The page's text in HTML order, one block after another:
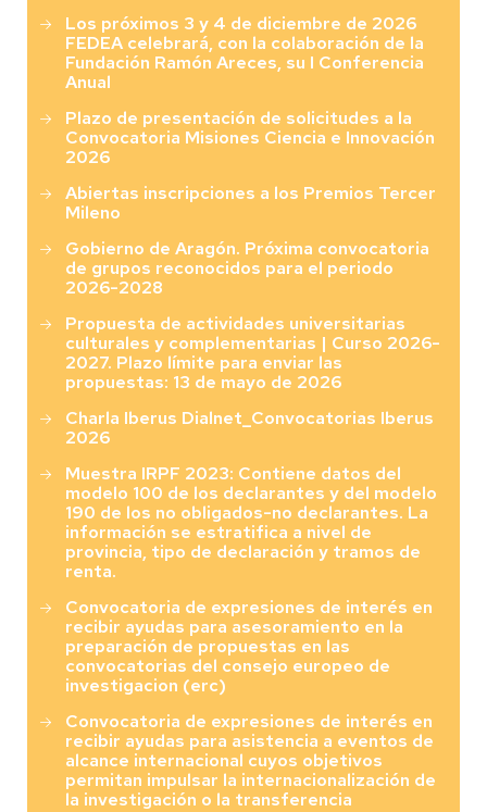
Los próximos 3 y 4 de diciembre de 2026
FEDEA celebrará, con la colaboración de la
Fundación Ramón Areces, su I Conferencia
Anual
Plazo de presentación de solicitudes a la
Convocatoria Misiones Ciencia e Innovación
2026
Abiertas inscripciones a los Premios Tercer
Mileno
Gobierno de Aragón. Próxima convocatoria
de grupos reconocidos para el periodo
2026-2028
Propuesta de actividades universitarias
culturales y complementarias | Curso 2026-
2027. Plazo límite para enviar las
propuestas: 13 de mayo de 2026
Charla Iberus Dialnet_Convocatorias Iberus
2026
Muestra IRPF 2023: Contiene datos del
modelo 100 de los declarantes y del modelo
190 de los no obligados-no declarantes. La
información se estratifica a nivel de
provincia, tipo de declaración y tramos de
renta.
Convocatoria de expresiones de interés en
recibir ayudas para asesoramiento en la
preparación de propuestas en las
convocatorias del consejo europeo de
investigacion (erc)
Convocatoria de expresiones de interés en
recibir ayudas para asistencia a eventos de
alcance internacional cuyos objetivos
permitan impulsar la internacionalización de
la investigación o la transferencia